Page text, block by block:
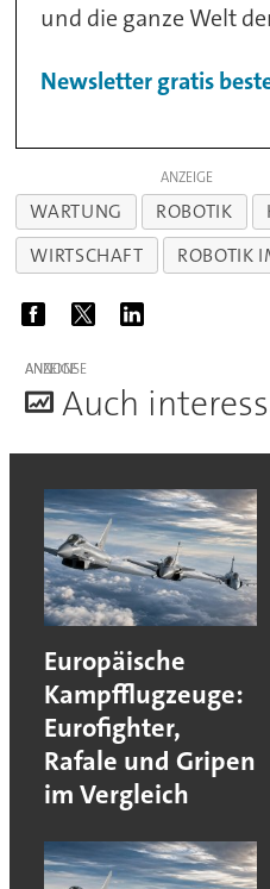
und die ganze Welt
Newsletter gratis
ANZEIGE
WARTUNG ROBOTIK
WIRTSCHAFT
ROBOTIK
ANZEIGE
Auch
Europäische
Kampfflugzeuge:
Eurofighter,
Rafale und Gripen
im Vergleich